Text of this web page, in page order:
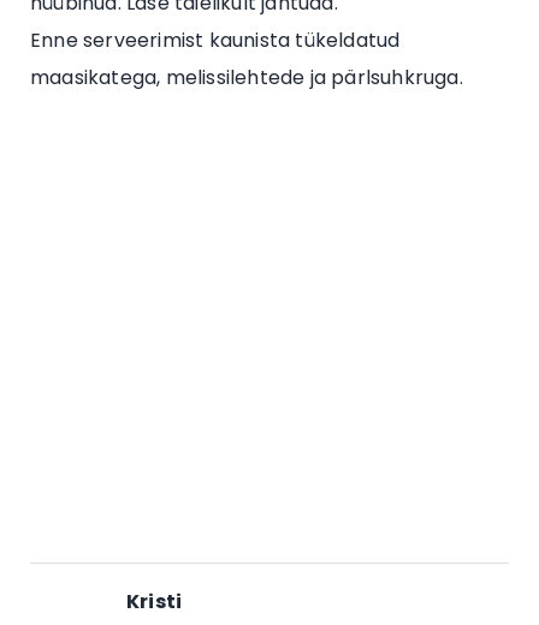
Enne serveerimist kaunista tükeldatud
maasikatega, melissilehtede ja pärlsuhkruga.
Kristi